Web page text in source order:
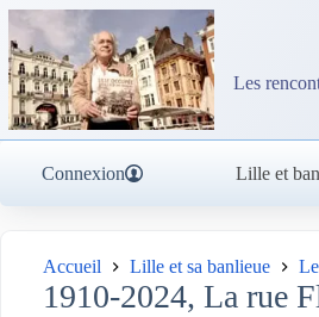
Passer
contenu
Les
Connexion Lille et
Accueil Lille et sa banlieue
1910-2024, La rue